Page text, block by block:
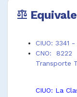
balance
CIUO: 3341
CNO:
Transporte
CIUO: La